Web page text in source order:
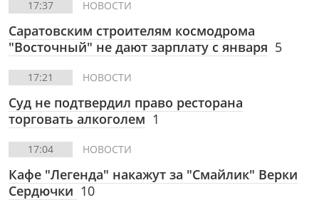
17:37 НОВОСТИ
Саратовским строителям космодрома
"Восточный" не дают зарплату с января 5
17:21 НОВОСТИ
Суд не подтвердил право ресторана
торговать алкоголем 1
17:04 НОВОСТИ
Кафе "Легенда" накажут за "Смайлик" Верки
Сердючки 10